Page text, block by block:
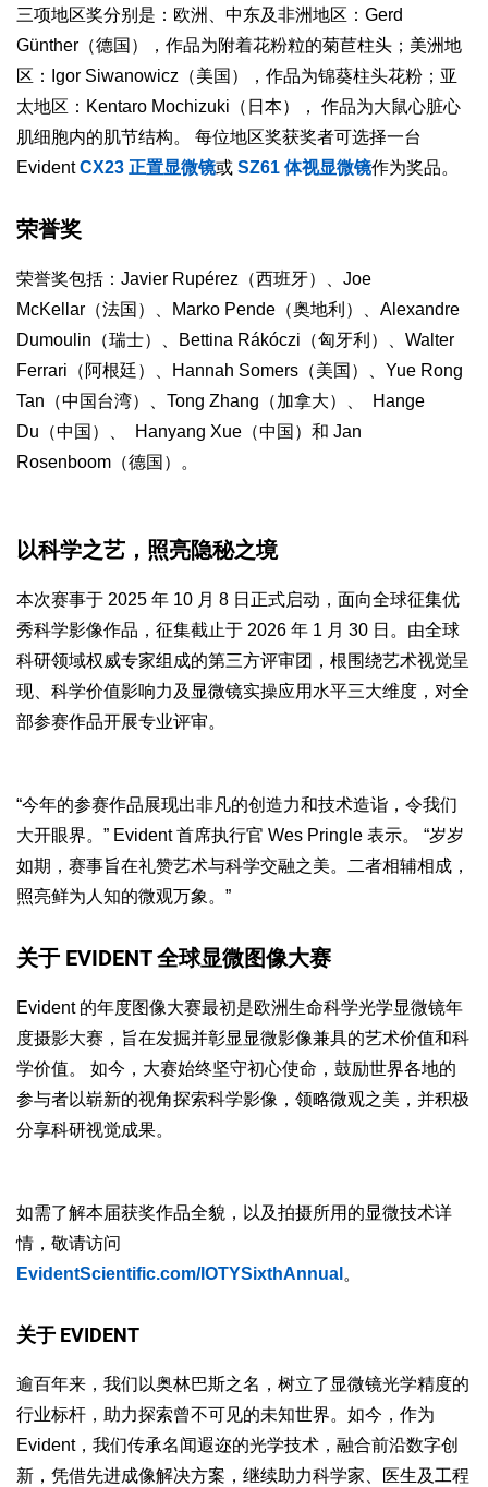
三项地区奖分别是：欧洲、中东及非洲地区：Gerd
Günther（德国），作品为附着花粉粒的菊苣柱头；美洲地
区：Igor Siwanowicz（美国），作品为锦葵柱头花粉；亚
太地区：Kentaro Mochizuki（日本）， 作品为大鼠心脏心
肌细胞内的肌节结构。 每位地区奖获奖者可选择一台
EvidentCX23 正置显微镜或 SZ61 体视显微镜作为奖品。
荣誉奖
荣誉奖包括：Javier Rupérez（西班牙）、Joe
McKellar（法国）、Marko Pende（奥地利）、Alexandre
Dumoulin（瑞士）、Bettina Rákóczi（匈牙利）、Walter
Ferrari（阿根廷）、Hannah Somers（美国）、Yue Rong
Tan（中国台湾）、Tong Zhang（加拿大）、 Hange
Du（中国）、 Hanyang Xue（中国）和 Jan
Rosenboom（德国）。
以科学之艺，照亮隐秘之境
本次赛事于 2025 年 10 月 8 日正式启动，面向全球征集优
秀科学影像作品，征集截止于 2026 年 1 月 30 日。由全球
科研领域权威专家组成的第三方评审团，根围绕艺术视觉呈
现、科学价值影响力及显微镜实操应用水平三大维度，对全
部参赛作品开展专业评审。
“今年的参赛作品展现出非凡的创造力和技术造诣，令我们
大开眼界。” Evident 首席执行官 Wes Pringle 表示。 “岁岁
如期，赛事旨在礼赞艺术与科学交融之美。二者相辅相成，
照亮鲜为人知的微观万象。”
关于 EVIDENT 全球显微图像大赛
Evident 的年度图像大赛最初是欧洲生命科学光学显微镜年
度摄影大赛，旨在发掘并彰显显微影像兼具的艺术价值和科
学价值。 如今，大赛始终坚守初心使命，鼓励世界各地的
参与者以崭新的视角探索科学影像，领略微观之美，并积极
分享科研视觉成果。
如需了解本届获奖作品全貌，以及拍摄所用的显微技术详
情，敬请访问
EvidentScientific.com/IOTYSixthAnnual 。
关于 EVIDENT
逾百年来，我们以奥林巴斯之名，树立了显微镜光学精度的
行业标杆，助力探索曾不可见的未知世界。如今，作为
Evident，我们传承名闻遐迩的光学技术，融合前沿数字创
新，凭借先进成像解决方案，继续助力科学家、医生及工程